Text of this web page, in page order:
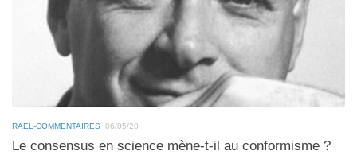
RAËL-COMMENTAIRES 06/05/20
Le consensus en science mène-t-il au conformisme ?